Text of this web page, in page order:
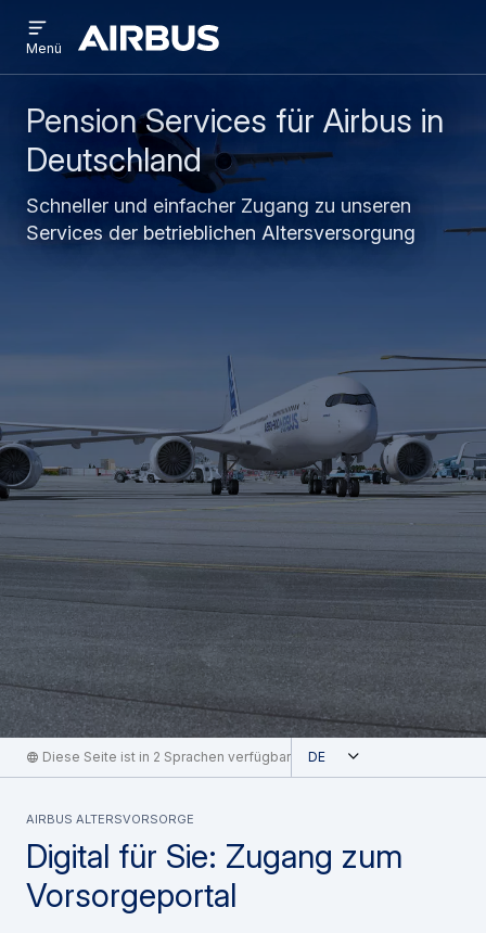
Inhalt
search
Airbus
menu
Menü
Pension Services für Airbus in
Deutschland
Schneller und einfacher Zugang zu unseren
Services der betrieblichen Altersversorgung
Diese Seite ist in 2 Sprachen verfügbar German
Digital für Sie: Zugang zum
Vorsorgeportal
Airbus Altersvorsorge